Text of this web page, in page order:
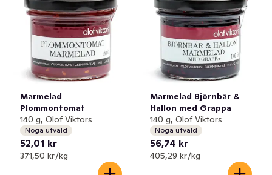
Marmelad
Plommontomat
140 g, Olof Viktors
Noga utvald
52,01 kr
371,50 kr /kg
Marmelad Björnbär &
Hallon med Grappa
140 g, Olof Viktors
Noga utvald
56,74 kr
405,29 kr /kg